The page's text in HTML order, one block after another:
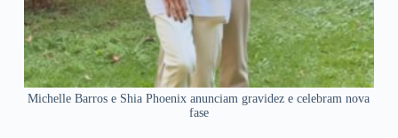
Michelle Barros e Shia Phoenix anunciam gravidez e celebram nova
fase